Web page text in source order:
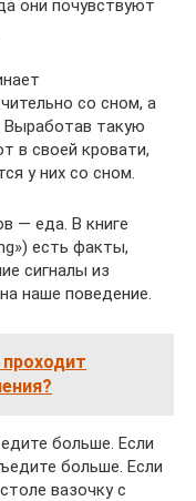
они почувствуют
со сном, а
Выработав такую
в своей кровати,
у них со сном.
— еда. В книге
есть факты,
сигналы из
наше поведение.
больше. Если
больше. Если
вазочку с